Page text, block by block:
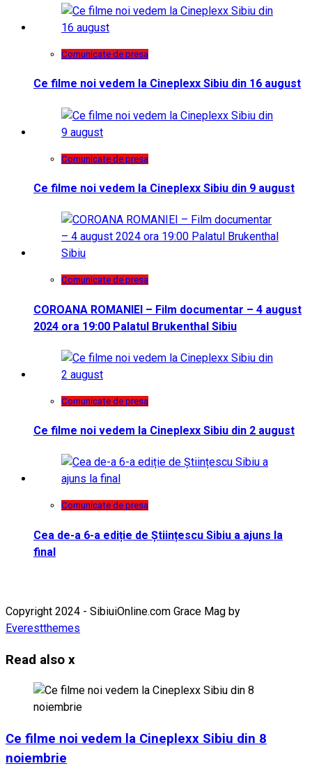
Comunicate de presa
Ce filme noi vedem la Cineplexx Sibiu din 16 august
Comunicate de presa
Ce filme noi vedem la Cineplexx Sibiu din 9 august
Comunicate de presa
COROANA ROMANIEI – Film documentar – 4 august
2024 ora 19:00 Palatul Brukenthal Sibiu
Comunicate de presa
Ce filme noi vedem la Cineplexx Sibiu din 2 august
Comunicate de presa
Cea de-a 6-a ediție de Științescu Sibiu a ajuns la
final
Copyright 2024 - SibiuiOnline.com Grace Mag by
Everestthemes
Read also x
Ce filme noi vedem la Cineplexx Sibiu din 8
noiembrie